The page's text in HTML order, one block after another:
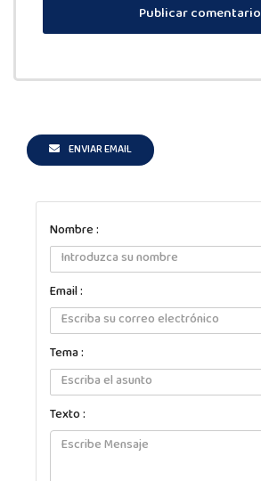
Publicar comentario
ENVIAR EMAIL
Nombre :
Email :
Tema :
Texto :